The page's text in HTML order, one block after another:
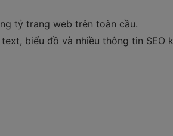
tỷ trang web trên toàn cầu.
biểu đồ và nhiều thông tin SEO